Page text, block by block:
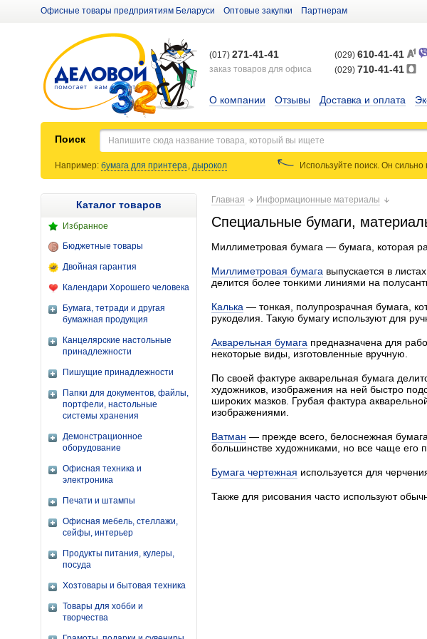
Офисные товары предприятиям Беларуси Оптовые закупки Партнерам
(017) 271-41-41
заказ товаров для офиса
(029) 610-41-41
(029) 710-41-41
О компании Отзывы Доставка и оплата
Поиск
Например: бумага для принтера, дырокол Используйте поиск. Он сильно
Каталог товаров
Избранное
Бюджетные товары
Двойная гарантия
Календари Хорошего человека
Бумага, тетради и другая
бумажная продукция
Канцелярские настольные
принадлежности
Пишущие принадлежности
Папки для документов, файлы,
портфели, настольные
системы хранения
Демонстрационное
оборудование
Офисная техника и
электроника
Печати и штампы
Офисная мебель, стеллажи,
сейфы, интерьер
Продукты питания, кулеры,
посуда
Хозтовары и бытовая техника
Товары для хобби и
творчества
Главная Информационные материалы
Специальные бумаги,
Миллиметровая бумага — бумага, которая
Миллиметровая бумага выпускается в
делится более тонкими линиями на
Калька — тонкая, полупрозрачная бумага,
рукоделия. Такую бумагу используют для
Акварельная бумага предназначена для
некоторые виды, изготовленные вручную.
По своей фактуре акварельная бумага
художников, изображения на ней быстро
широких мазков. Грубая фактура
изображениями.
Ватман — прежде всего, белоснежная
большинстве художниками, но все чаще его
Бумага чертежная используется для
Также для рисования часто используют